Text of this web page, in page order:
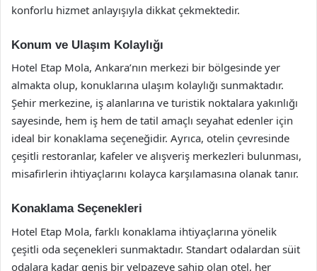
konforlu hizmet anlayışıyla dikkat çekmektedir.
Konum ve Ulaşım Kolaylığı
Hotel Etap Mola, Ankara’nın merkezi bir bölgesinde yer
almakta olup, konuklarına ulaşım kolaylığı sunmaktadır.
Şehir merkezine, iş alanlarına ve turistik noktalara yakınlığı
sayesinde, hem iş hem de tatil amaçlı seyahat edenler için
ideal bir konaklama seçeneğidir. Ayrıca, otelin çevresinde
çeşitli restoranlar, kafeler ve alışveriş merkezleri bulunması,
misafirlerin ihtiyaçlarını kolayca karşılamasına olanak tanır.
Konaklama Seçenekleri
Hotel Etap Mola, farklı konaklama ihtiyaçlarına yönelik
çeşitli oda seçenekleri sunmaktadır. Standart odalardan süit
odalara kadar geniş bir yelpazeye sahip olan otel, her